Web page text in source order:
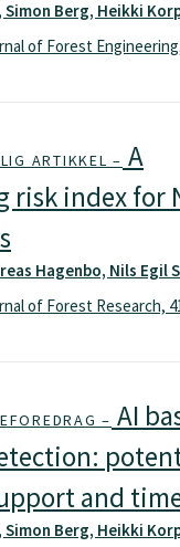
av forskjellige
transport og
Berg, Heikki
of Forest
ARTIKKEL – A
risk index for
Hagenbo, Nils Egil
of Forest Research,
– AI
and
Berg, Heikki